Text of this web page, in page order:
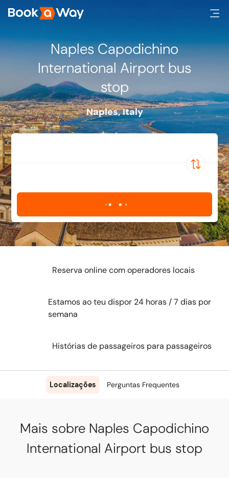
Naples Capodichino
International Airport bus
stop
Naples,Italy
Localizações Perguntas Frequentes
Reserva online com operadores locais
Estamos ao teu dispor 24 horas / 7 dias por
semana
Histórias de passageiros para passageiros
Mais sobre Naples Capodichino
International Airport bus stop